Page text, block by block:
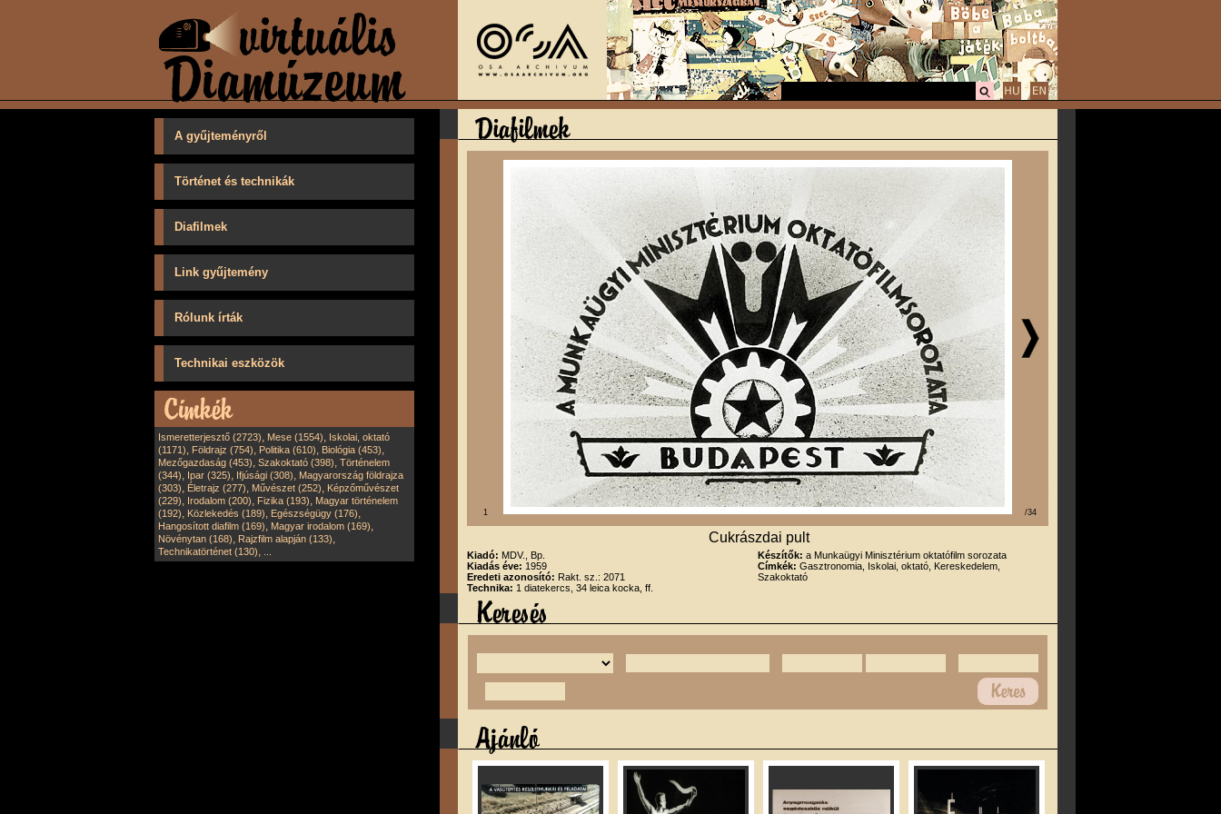
A gyűjteményről
Történet és technikák
Diafilmek
Link gyűjtemény
Rólunk írták
Technikai eszközök
Ismeretterjesztő (2723), Mese (1554), Iskolai, oktató
(1171), Földrajz (754), Politika (610), Biológia (453),
Mezőgazdaság (453), Szakoktató (398), Történelem
(344), Ipar (325), Ifjúsági (308), Magyarország földrajza
(303), Életrajz (277), Művészet (252), Képzőművészet
(229), Irodalom (200), Fizika (193), Magyar történelem
(192), Közlekedés (189), Egészségügy (176),
Hangosított diafilm (169), Magyar irodalom (169),
Növénytan (168), Rajzfilm alapján (133),
Technikatörténet (130),
1 /34
Cukrászdai pult
Kiadó: MDV., Bp.
Kiadás éve: 1959
Eredeti azonosító: Rakt. sz.: 2071
Technika: 1 diatekercs, 34 leica kocka, ff.
Készítők: a Munkaügyi Minisztérium oktatófilm sorozata
Címkék: Gasztronomia, Iskolai, oktató, Kereskedelem,
Szakoktató